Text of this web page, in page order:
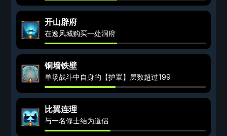
开山辟府
在逸风城购买一处洞府
铜墙铁壁
单场战斗中自身的【护罩】层数超过199
比翼连理
与一名修士结为道侣